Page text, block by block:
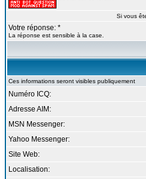
Si vous
Votre réponse: *
La réponse est sensible à la case.
Ces informations seront visibles publiquement
Numéro ICQ:
Adresse AIM:
MSN Messenger:
Yahoo Messenger:
Site Web:
Localisation: